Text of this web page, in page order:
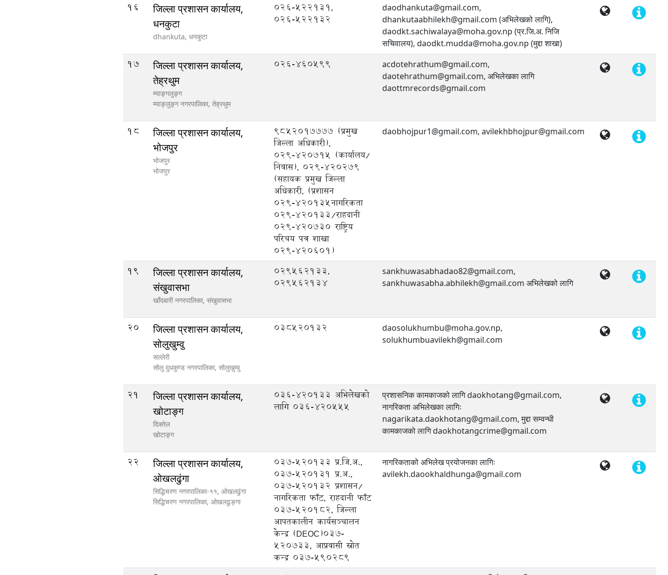
16
जिल्ला प्रशासन कार्यालय,
धनकुटा
dhankuta, धनकुटा
०२६-५२२१३१,
०२६-५२२१३२
daodhankuta@gmail.com,
dhankutaabhilekh@gmail.com (अभिलेखको लागि),
daodkt.sachiwalaya@moha.gov.np (प्र.जि.अ. निजि
सचिवालय), daodkt.mudda@moha.gov.np (मुद्दा शाखा)
17
जिल्ला प्रशासन कार्यालय,
तेह्रथुम
म्याङ्गलुङ्ग
म्याङ्लुङ्ग नगरपालिका, तेह्रथुम
026-460599
acdotehrathum@gmail.com,
daotehrathum@gmail.com, अभिलेखका लागि
daottmrecords@gmail.com
18
जिल्ला प्रशासन कार्यालय,
भोजपुर
भोजपुर
भोजपुर
९८५२०१७७७७ (प्रमुख
जिल्ला अधिकारी),
०२९-४२०७१५ (कार्यालय/
निवास), ०२९-४२०२७९
(सहायक प्रमुख जिल्ला
अधिकारी, (प्रशासन
०२९-४२०१३५नागरिकता
०२९-४२०१३३/राहदानी
०२९-४२०७३० राष्ट्रिय
परिचय पत्र शाखा
०२९-४२०६०१)
daobhojpur1@gmail.com, avilekhbhojpur@gmail.com
19
जिल्ला प्रशासन कार्यालय,
संखुवासभा
खाँदबारी नगरपालिका, संखुवासभा
029562133,
029562134
sankhuwasabhadao82@gmail.com,
sankhuwasabha.abhilekh@gmail.com अभिलेखको लागि
20
जिल्ला प्रशासन कार्यालय,
सोलुखुम्वु
सल्लेरी
सोलु दुधकुण्ड नगरपालिका, सोलुखुम्वु
038520132
daosolukhumbu@moha.gov.np,
solukhumbuavilekh@gmail.com
21
जिल्ला प्रशासन कार्यालय,
खोटाङ्ग
दिक्तेल
खोटाङ्ग
036-420133 अभिलेखको
लागि 036-420555
प्रशासनिक कामकाजको लागि daokhotang@gmail.com,
नागरिकता अभिलेखका लागिः
nagarikata.daokhotang@gmail.com, मुद्दा सम्वन्धी
कामकाजको लागि daokhotangcrime@gmail.com
22
जिल्ला प्रशासन कार्यालय,
ओखलढुंगा
सिद्धिचरण नगरपालिका-११, ओखलढुंगा
सिद्धिचरण नगरपालिका, ओखलढुङ्गा
037-520133 प्र.जि.अ.,
037-520131 प्र.अ.,
037-520132 प्रशासन/
नागरिकता फाँट, राहदानी फाँट
037-520182, जिल्ला
आपतकालीन कार्यसञ्‍चालन
केन्द्र (DEOC)037-
520733, आप्रवासी स्रोत
कन्द्र 037-590289
नागरिकताको अभिलेख प्रयोजनका लागिः
avilekh.daookhaldhunga@gmail.com